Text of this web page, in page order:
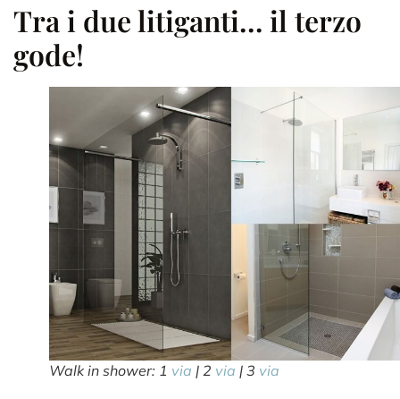
Tra i due litiganti… il terzo
gode!
Walk in shower: 1 via | 2 via | 3 via